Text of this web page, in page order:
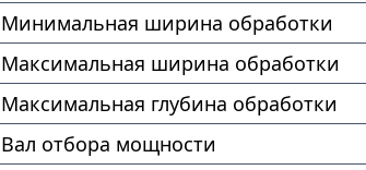
Минимальная ширина обработки
Максимальная ширина обработки
Максимальная глубина обработки
Вал отбора мощности